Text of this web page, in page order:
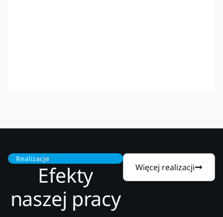
Realizacje
Efekty
naszej pracy
Więcej realizacji